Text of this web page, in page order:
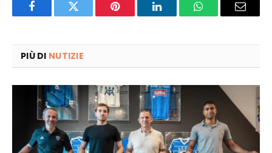
FacebookTwitter Pinterest LinkedInWhatsAppEmail
PIÙ DI NUTIZIE